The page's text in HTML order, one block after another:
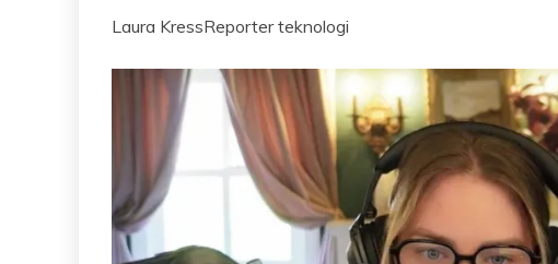
Laura KressReporter teknologi